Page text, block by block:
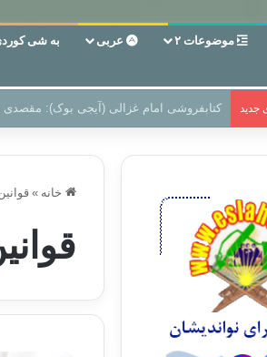
موضوعات ۲ عربی به شی
جدید سر دفتر فساد در زمین‌، دوری وکناره‌گیری
خانه »